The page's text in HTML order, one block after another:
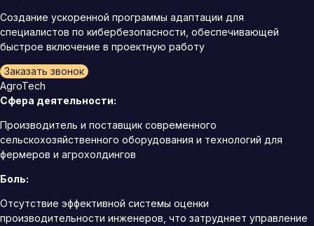
Создание ускоренной программы адаптации для
специалистов по кибербезопасности, обеспечивающей
быстрое включение в проектную работу
Заказать звонок
AgroTech
Сфера деятельности:
Производитель и поставщик современного
сельскохозяйственного оборудования и технологий для
фермеров и агрохолдингов
Боль:
Отсутствие эффективной системы оценки
производительности инженеров, что затрудняет управление